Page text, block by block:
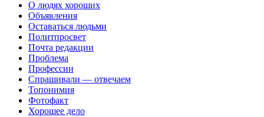
О людях хороших
Объявления
Оставаться людьми
Политпросвет
Почта редакции
Проблема
Профессии
Спрашивали — отвечаем
Топонимия
Фотофакт
Хорошее дело